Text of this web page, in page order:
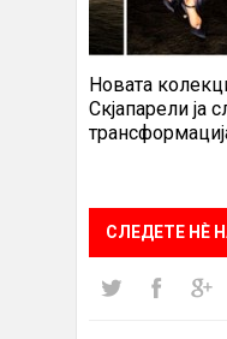
Новата
Скјапарели ја
СЛЕДЕТЕ НÈ